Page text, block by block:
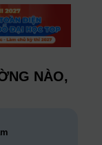
NÀO,